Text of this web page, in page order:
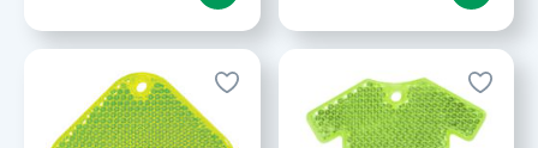
Светоотражатель
«Квадрат», неон-желтый
Артикул 6136.89
Светоотражатель
«Футболка», зеленый
Артикул 6133.90